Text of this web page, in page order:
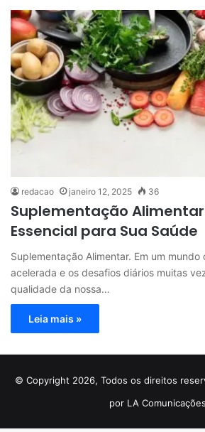
redacao janeiro 12, 2025 36
Suplementação
Essencial para Sua Saúde
Suplementação Alimentar. Em um mundo
acelerada e os desafios diários muitas
qualidade da nossa…
Leia mais »
© Copyright 2026, Todos os direitos
por LA